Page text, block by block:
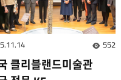
조회
552
클리블랜드미술관